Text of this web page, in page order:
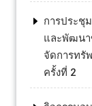
การประชุ
และพัฒนา
จัดการทรั
ครั้งที่ 2